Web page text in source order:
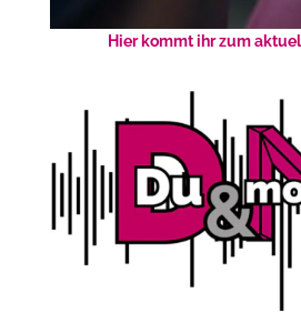
Hier kommt ihr zum